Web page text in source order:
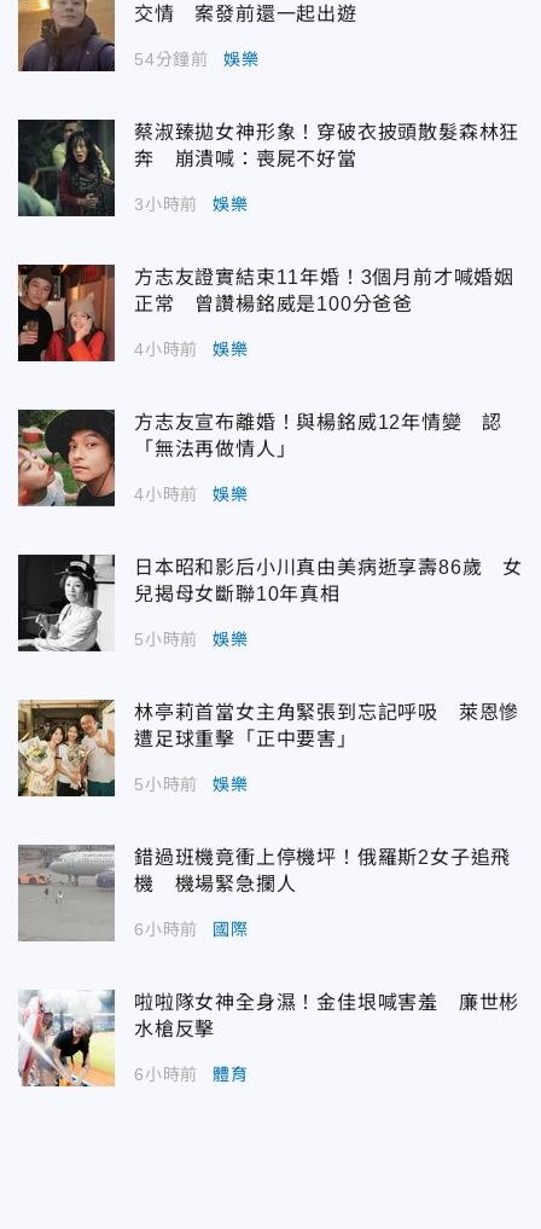
交情 案發前還一起出遊
54分鐘前 娛樂
蔡淑臻拋女神形象！穿破衣披頭散髮森林狂
奔 崩潰喊：喪屍不好當
3小時前 娛樂
方志友證實結束11年婚！3個月前才喊婚姻
正常 曾讚楊銘威是100分爸爸
4小時前 娛樂
方志友宣布離婚！與楊銘威12年情變 認
「無法再做情人」
4小時前 娛樂
日本昭和影后小川真由美病逝享壽86歲 女
兒揭母女斷聯10年真相
5小時前 娛樂
林亭莉首當女主角緊張到忘記呼吸 萊恩慘
遭足球重擊「正中要害」
5小時前 娛樂
錯過班機竟衝上停機坪！俄羅斯2女子追飛
機 機場緊急攔人
6小時前 國際
啦啦隊女神全身濕！金佳垠喊害羞 廉世彬
水槍反擊
6小時前 體育